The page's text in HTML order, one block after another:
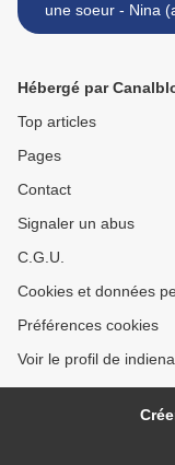
une soeur - Nina
veut un
Hébergé par
Top articles
Pages
Contact
Signaler un abus
C.G.U.
Cookies et données
Préférences cookies
Voir le profil de